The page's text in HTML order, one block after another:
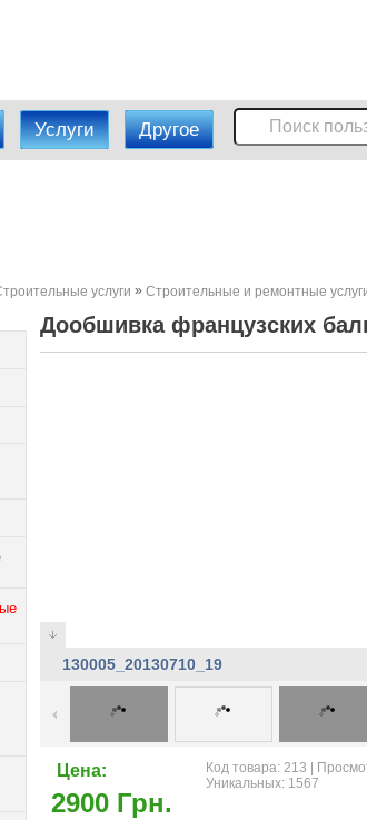
Услуги Другое
услуги » Строительные и ремонтные
Дообшивка французских
130005_20130710_19
Цена:
2900 Грн.
Код товара: 213 |
Уникальных: 1567